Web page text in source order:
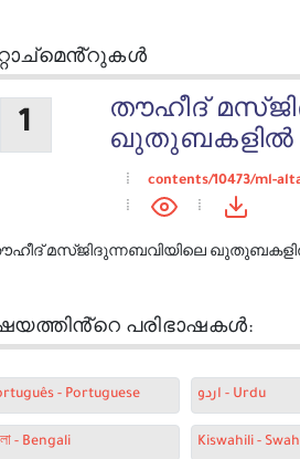
1
തൗഹീദ്
ഖുതുബകളിൽ
contents/10473/ml-
മസ്ജിദുന്നബവിയിലെ
പരിഭാഷകൾ:
- Portuguese اردو - Urdu
- Bengali Kiswahili -